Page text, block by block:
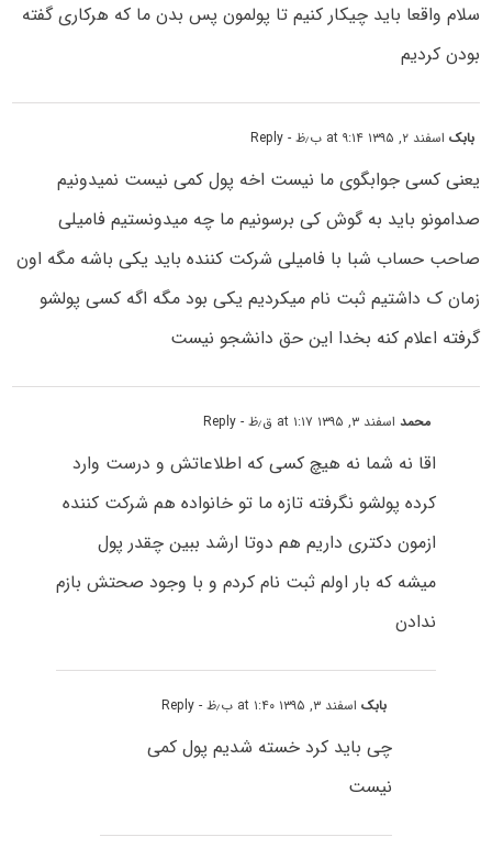
سلام واقعا باید چیکار کنیم تا پولمون پس بدن ما که هرکاری گفته
بودن کردیم
بابکاسفند ۲, ۱۳۹۵ at ۹:۱۴ ب٫ظ - Reply
یعنی کسی جوابگوی ما نیست اخه پول کمی نیست نمیدونیم
صدامونو باید به گوش کی برسونیم ما چه میدونستیم فامیلی
صاحب حساب شبا با فامیلی شرکت کننده باید یکی باشه مگه اون
زمان ک داشتیم ثبت نام میکردیم یکی بود مگه اگه کسی پولشو
گرفته اعلام کنه بخدا این حق دانشجو نیست
محمداسفند ۳, ۱۳۹۵ at ۱:۱۷ ق٫ظ - Reply
اقا نه شما نه هیچ کسی که اطلاعاتش و درست وارد
کرده پولشو نگرفته تازه ما تو خانواده هم شرکت کننده
ازمون دکتری داریم هم دوتا ارشد ببین چقدر پول
میشه که بار اولم ثبت نام کردم و با وجود صحتش بازم
ندادن
بابکاسفند ۳, ۱۳۹۵ at ۱:۴۰ ب٫ظ - Reply
چی باید کرد خسته شدیم پول کمی
نیست